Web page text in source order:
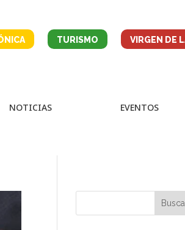
TURISMO VIRGEN DE
NOTICIAS EVENTOS